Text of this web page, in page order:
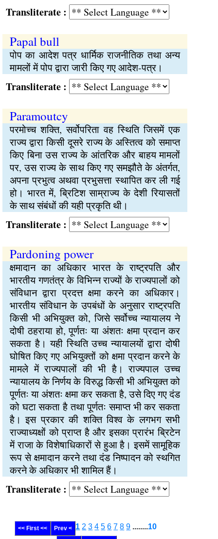
:
Papal bull
पोप का आदेश पत्र धार्मिक राजनीतिक तथा अन्य
मामलों में पोप द्वारा जारी किए गए आदेश-पत्र।
:
Paramoutcy
परमोच्च शक्ति, सर्वोपरिता वह स्थिति जिसमें एक
राज्य द्वारा किसी दूसरे राज्य के अस्तित्व को समाप्त
किए बिना उस राज्य के आंतरिक और बाहय मामलों
पर, उस राज्य के साथ किए गए समझौते के अंतर्गत,
अपना प्रभुत्व अथवा प्रभुसत्ता स्थापित कर ली गई
हो। भारत में, ब्रिटिश साम्राज्य के देशी रियासतों
के साथ संबंधों की यही प्रकृति थी।
:
Pardoning power
क्षमादान का अधिकार भारत के राष्ट्रपति और
भारतीय गणतंत्र के विभिन्न राज्यों के राज्यपालों को
संविधान द्वारा प्रदत्त क्षमा करने का अधिकार।
भारतीय संविधान के उपबंधों के अनुसार राष्ट्रपति
किसी भी अभियुक्त को, जिसे सर्वोच्च न्यायालय ने
दोषी ठहराया हो, पूर्णतः या अंशतः क्षमा प्रदान कर
सकता है। यही स्थिति उच्च न्यायालयों द्वारा दोषी
घोषित किए गए अभियुक्तों को क्षमा प्रदान करने के
मामले में राज्यपालों की भी है। राज्यपाल उच्च
न्यायालय के निर्णय के विरुद्ध किसी भी अभियुक्त को
पूर्णतः या अंशतः क्षमा कर सकता है, उसे दिए गए दंड
को घटा सकता है तथा पूर्णतः समाप्त भी कर सकता
है। इस प्रकार की शक्ति विश्व के लगभग सभी
राज्याध्यक्षों को प्राप्त है और इसका प्रारंभ ब्रिटेन
में राजा के विशेषाधिकारों से हुआ है। इसमें सामूहिक
रूप से क्षमादान करने तथा दंड निष्पादन को स्थगित
करने के अधिकार भी शामिल हैं।
:
<< First << Prev < 1 2 3 4 5 6 7 8 9 ........10